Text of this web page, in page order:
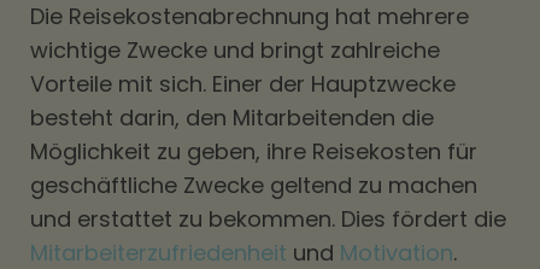
Die Reisekostenabrechnung hat mehrere
wichtige Zwecke und bringt zahlreiche
Vorteile mit sich. Einer der Hauptzwecke
besteht darin, den Mitarbeitenden die
Möglichkeit zu geben, ihre Reisekosten für
geschäftliche Zwecke geltend zu machen
und erstattet zu bekommen. Dies fördert die
Mitarbeiterzufriedenheit und Motivation.